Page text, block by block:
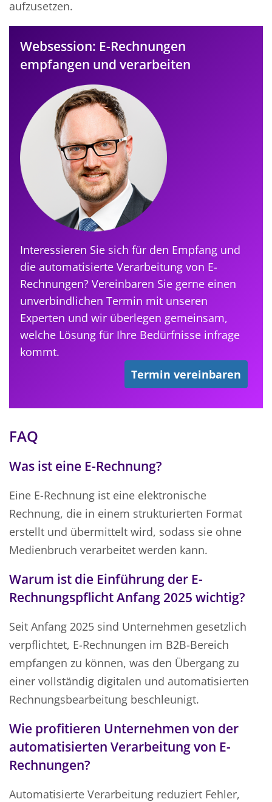
aufzusetzen.
Websession: E-Rechnungen
empfangen und verarbeiten
Interessieren Sie sich für den Empfang und
die automatisierte Verarbeitung von E-
Rechnungen? Vereinbaren Sie gerne einen
unverbindlichen Termin mit unseren
Experten und wir überlegen gemeinsam,
welche Lösung für Ihre Bedürfnisse infrage
kommt.
Termin vereinbaren
FAQ
Was ist eine E-Rechnung?
Eine E-Rechnung ist eine elektronische
Rechnung, die in einem strukturierten Format
erstellt und übermittelt wird, sodass sie ohne
Medienbruch verarbeitet werden kann.
Warum ist die Einführung der E-
Rechnungspflicht Anfang 2025 wichtig?
Seit Anfang 2025 sind Unternehmen gesetzlich
verpflichtet, E-Rechnungen im B2B-Bereich
empfangen zu können, was den Übergang zu
einer vollständig digitalen und automatisierten
Rechnungsbearbeitung beschleunigt.
Wie profitieren Unternehmen von der
automatisierten Verarbeitung von E-
Rechnungen?
Automatisierte Verarbeitung reduziert Fehler,